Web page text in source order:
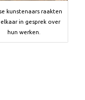
kunstenaars raakten
in gesprek over
hun werken.